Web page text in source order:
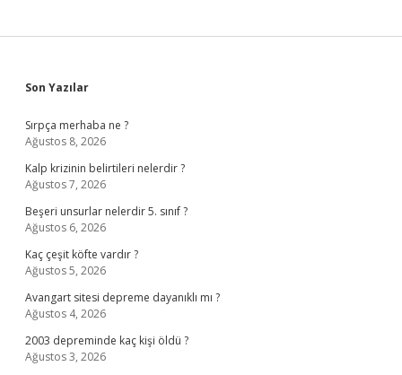
Sidebar
Son Yazılar
Sırpça merhaba ne ?
Ağustos 8, 2026
Kalp krizinin belirtileri nelerdir ?
Ağustos 7, 2026
Beşeri unsurlar nelerdir 5. sınıf ?
Ağustos 6, 2026
Kaç çeşit köfte vardır ?
Ağustos 5, 2026
Avangart sitesi depreme dayanıklı mı ?
Ağustos 4, 2026
2003 depreminde kaç kişi öldü ?
Ağustos 3, 2026